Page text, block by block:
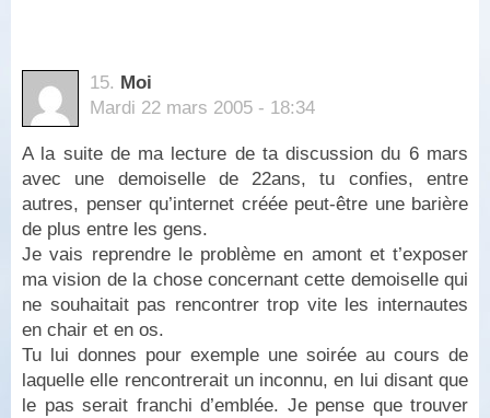
15. Moi
Mardi 22 mars 2005 - 18:34
A la suite de ma lecture de ta discussion du 6 mars
avec une demoiselle de 22ans, tu confies, entre
autres, penser qu’internet créée peut-être une barière
de plus entre les gens.
Je vais reprendre le problème en amont et t’exposer
ma vision de la chose concernant cette demoiselle qui
ne souhaitait pas rencontrer trop vite les internautes
en chair et en os.
Tu lui donnes pour exemple une soirée au cours de
laquelle elle rencontrerait un inconnu, en lui disant que
le pas serait franchi d’emblée. Je pense que trouver